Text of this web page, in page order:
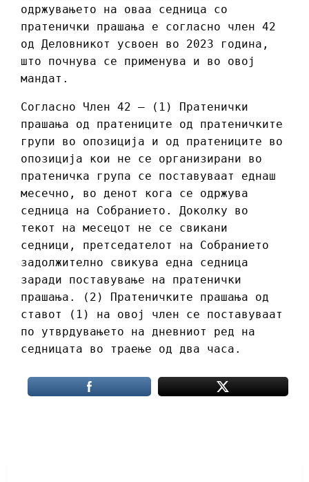
одржувањето на оваа седница со
пратенички прашања е согласно член 42
од Деловникот усвоен во 2023 година,
што почнува се применува и во овој
мандат.
Согласно Член 42 – (1) Пратенички
прашања од пратениците од пратеничките
групи во опозиција и од пратениците во
опозиција кои не се организирани во
пратеничка група се поставуваат еднаш
месечно, во денот кога се одржува
седница на Собранието. Доколку во
текот на месецот не се свикани
седници, претседателот на Собранието
задолжително свикува една седница
заради поставување на пратенички
прашања. (2) Пратеничките прашања од
ставот (1) на овој член се поставуваат
по утврдувањето на дневниот ред на
седницата во траење од два часа.